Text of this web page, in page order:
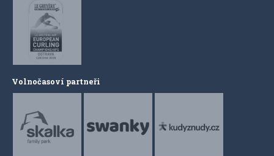
Volnočasoví partneři